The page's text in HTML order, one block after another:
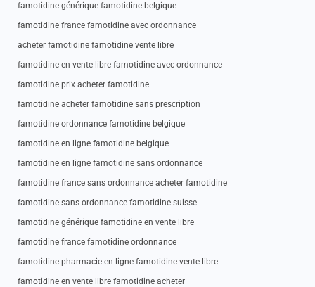
famotidine générique famotidine belgique
famotidine france famotidine avec ordonnance
acheter famotidine famotidine vente libre
famotidine en vente libre famotidine avec ordonnance
famotidine prix acheter famotidine
famotidine acheter famotidine sans prescription
famotidine ordonnance famotidine belgique
famotidine en ligne famotidine belgique
famotidine en ligne famotidine sans ordonnance
famotidine france sans ordonnance acheter famotidine
famotidine sans ordonnance famotidine suisse
famotidine générique famotidine en vente libre
famotidine france famotidine ordonnance
famotidine pharmacie en ligne famotidine vente libre
famotidine en vente libre famotidine acheter